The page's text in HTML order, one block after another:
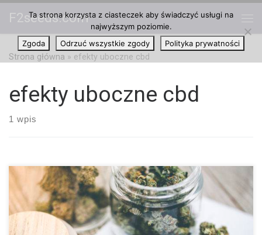
Przejdź do treści
F2seeds.com
Strona główna » efekty uboczne cbd
efekty uboczne cbd
1 wpis
Czy CBD ma jakiekolwiek efekty uboczne? Wiadomo, że CBD
może potencjalnie leczyć szeroki wachlarz schorzeń.
Kannabinoid jest w dużej mierze nietoksyczny, ale czy posiada
jakiekolwiek efekty uboczne? CBD to naturalna substancja
Ta strona korzysta z ciasteczek aby świadczyć usługi na
najwyższym poziomie.
Zgoda
Odrzuć wszystkie zgody Polityka prywatności